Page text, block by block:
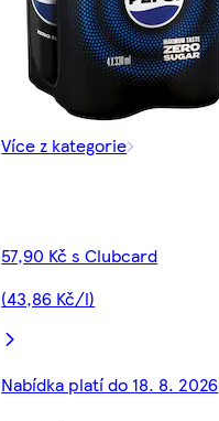
Více z kategorie
57,90 Kč s Clubcard
(43,86 Kč/l)
Nabídka platí do 18. 8. 2026